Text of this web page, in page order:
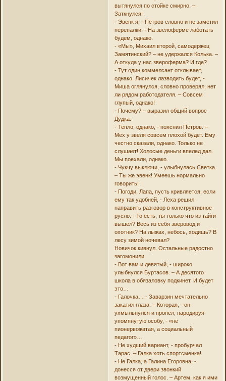
вытянулся по стойке смирно. –
Заткнулся!
- Эвенк я, - Петров словно и не заметил
перепалки. - На звелоферме лаботать
будем, однако.
- «Мы», Михаил второй, самодержец
Замятинский? – не удержался Колька. –
А откуда у нас звероферма? И где?
- Тут один коммелсант отклывает,
однако. Лисичек лазводить будет, -
Миша оглянулся, словно проверял, нет
ли рядом работодателя. – Совсем
глупый, однако!
- Почему? – выразил общий вопрос
Дудка.
- Тепло, однако, - пояснил Петров. –
Мех у звеля совсем плохой будет. Ему
честно сказали, однако. Только не
слушает! Холосые деньги впелед дал.
Мы поехали, однако.
- Чукчу выключи, - улыбнулась Светка.
– Ты же эвенк! Умеешь нормально
говорить!
- Погоди, Лапа, пусть кривляется, если
ему так удобней, - Леха решил
направить разговор в конструктивное
русло. - То есть, ты только что из тайги
вышел? Весь из себя зверовод и
охотник? На лыжах, небось, ходишь? В
лесу зимой ночевал?
Новичок кивнул. Остальные радостно
загомонили.
- Вот вам и девятый, - широко
улыбнулся Буртасов. – А десятого
школа в обязаловку подкинет. И будет
это…
- Галочка… - Заварзин мечтательно
закатил глаза. – Которая, - он
ухмыльнулся и пропел, пародируя
упомянутую особу, - «не
пионервожатая, а социальный
педагог»…
- Не худший вариант, - пробурчал
Тарас. – Галка хоть спортсменка!
- Не Галка, а Галина Егоровна, -
донесся от двери звонкий
возмущенный голос. – Артем, как я ими